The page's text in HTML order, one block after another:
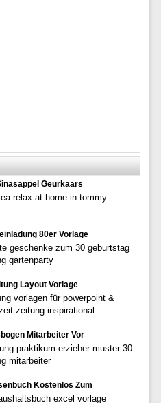
Geurkaars
relax at home in tommy
80er Vorlage
geschenke zum 30 geburtstag
gartenparty
Layout Vorlage
vorlagen für powerpoint &
zeitung inspirational
Mitarbeiter Vor
praktikum erzieher muster 30
mitarbeiter
Kostenlos Zum
excel vorlage